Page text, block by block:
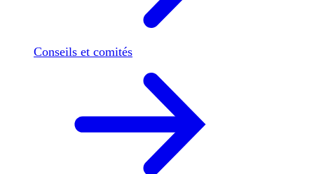
Conseils et comités